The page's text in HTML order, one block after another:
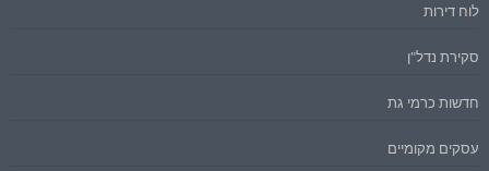
לוח דירות
סקירת נדל"ן
חדשות כרמי גת
עסקים מקומיים